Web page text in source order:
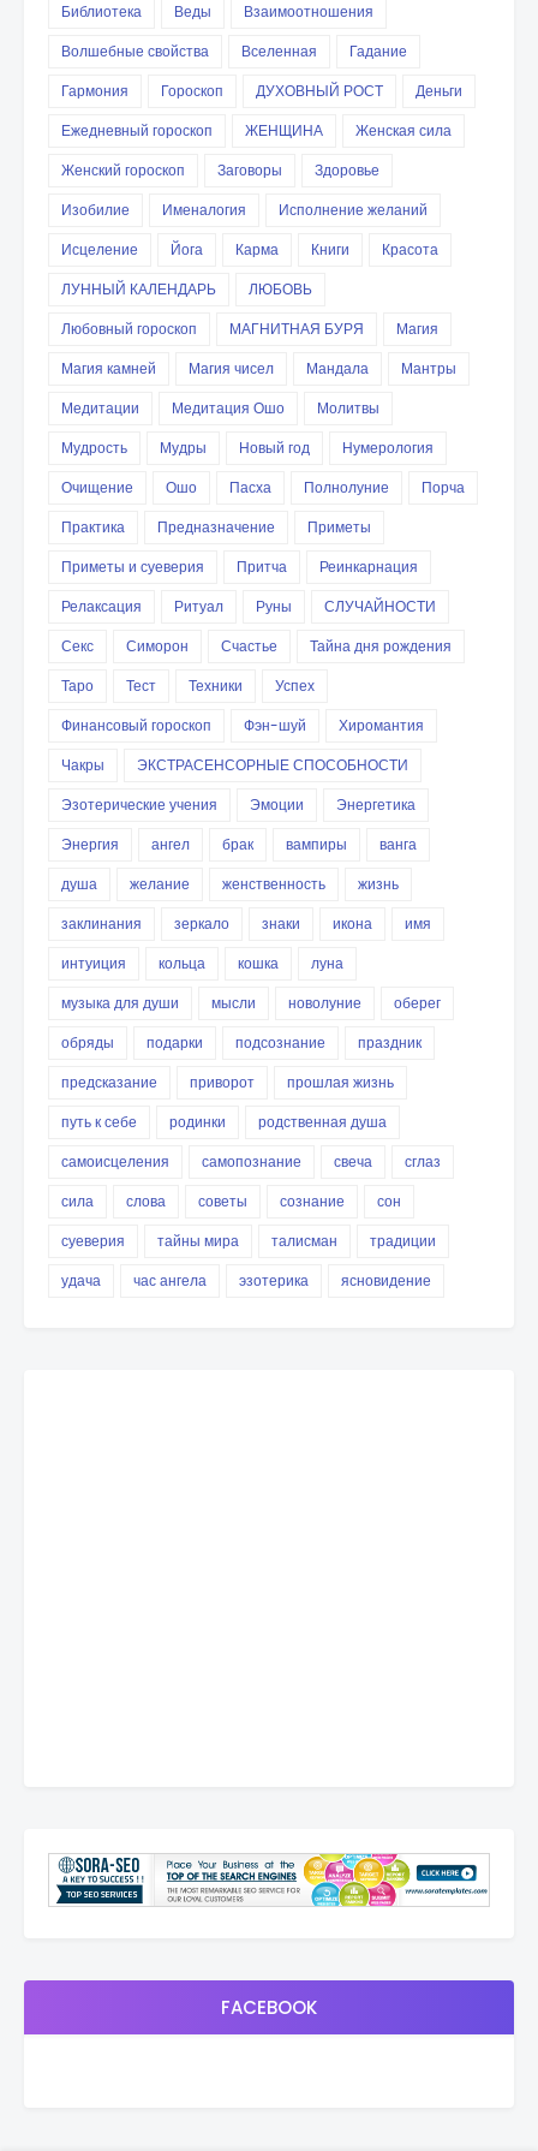
Библиотека
Веды
Взаимоотношения
Волшебные свойства
Вселенная
Гадание
Гармония
Гороскоп ДУХОВНЫЙ РОСТ
Деньги
Ежедневный гороскоп
ЖЕНЩИНА
Женская сила
Женский гороскоп
Заговоры
Здоровье
Изобилие
Именалогия
Исполнение желаний
Исцеление
Йога Карма Книги
Красота
ЛУННЫЙ КАЛЕНДАРЬ
ЛЮБОВЬ
Любовный гороскоп
МАГНИТНАЯ БУРЯ
Магия
Магия камней
Магия чисел Мандала
Мантры
Медитации
Медитация Ошо
Молитвы
Мудрость
Мудры Новый год
Нумерология
Очищение
Ошо Пасха Полнолуние
Порча
Практика
Предназначение
Приметы
Приметы и суеверия
Притча
Реинкарнация
Релаксация
Ритуал Руны
СЛУЧАЙНОСТИ
Секс
Симорон Счастье
Тайна дня рождения
Таро
Тест Техники
Успех
Финансовый гороскоп
Фэн-шуй
Хиромантия
Чакры
ЭКСТРАСЕНСОРНЫЕ СПОСОБНОСТИ
Эзотерические учения
Эмоции
Энергетика
Энергия
ангел брак вампиры
ванга
душа
желание женственность
жизнь
заклинания
зеркало знаки икона
имя
интуиция
кольца кошка
луна
музыка для души
мысли новолуние
оберег
обряды
подарки подсознание
праздник
предсказание
приворот
прошлая жизнь
путь к себе
родинки
родственная душа
самоисцеления
самопознание свеча
сглаз
сила
слова советы сознание
сон
суеверия
тайны мира талисман
традиции
удача
час ангела эзотерика ясновидение
FACEBOOK